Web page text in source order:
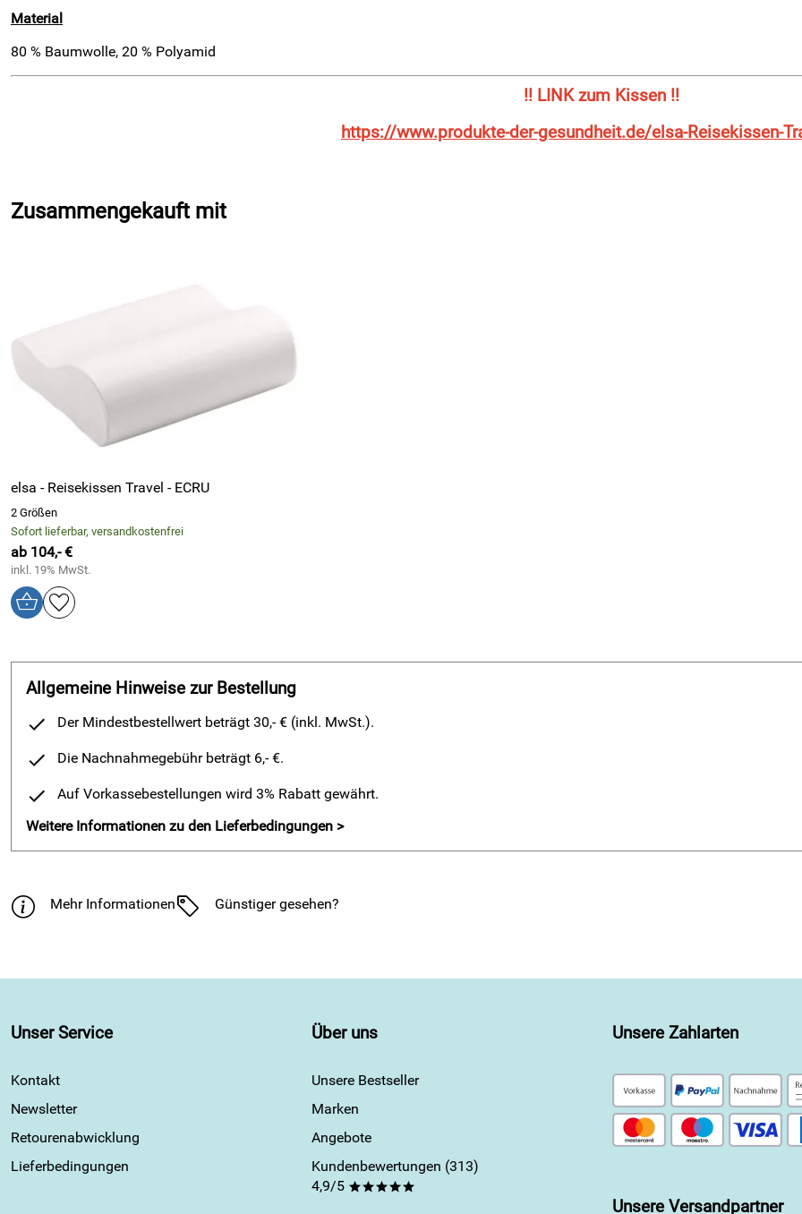
Material
80 % Baumwolle, 20 % Polyamid
!! LINK zum Kissen !!
https://www.produkte-der-gesundheit.de/elsa-Reisekissen-
Zusammengekauft mit
elsa - Reisekissen Travel - ECRU
2 Größen
Sofort lieferbar, versandkostenfrei
ab 104,- €
inkl. 19% MwSt.
Allgemeine Hinweise zur Bestellung
Der Mindestbestellwert beträgt 30,- € (inkl. MwSt.).
Die Nachnahmegebühr beträgt 6,- €.
Auf Vorkassebestellungen wird 3% Rabatt gewährt.
Weitere Informationen zu den Lieferbedingungen >
Mehr Informationen Günstiger gesehen?
Unser Service
Kontakt
Newsletter
Retourenabwicklung
Lieferbedingungen
Über uns
Unsere Bestseller
Marken
Angebote
Kundenbewertungen (313)
4,9/5 *****
Unsere Zahlarten
Unsere Versandpartner